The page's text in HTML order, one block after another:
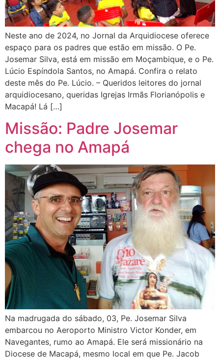
Neste ano de 2024, no Jornal da Arquidiocese oferece
espaço para os padres que estão em missão. O Pe.
Josemar Silva, está em missão em Moçambique, e o Pe.
Lúcio Espíndola Santos, no Amapá. Confira o relato
deste mês do Pe. Lúcio. – Queridos leitores do jornal
arquidiocesano, queridas Igrejas Irmãs Florianópolis e
Macapá! Lá […]
Missão: Padre Josemar
chega no Amapá
Na madrugada do sábado, 03, Pe. Josemar Silva
embarcou no Aeroporto Ministro Victor Konder, em
Navegantes, rumo ao Amapá. Ele será missionário na
Diocese de Macapá, mesmo local em que Pe. Jacob